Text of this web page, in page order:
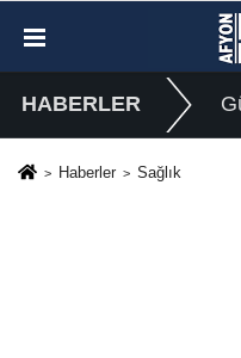
HABERLER
Haberler Sağlık